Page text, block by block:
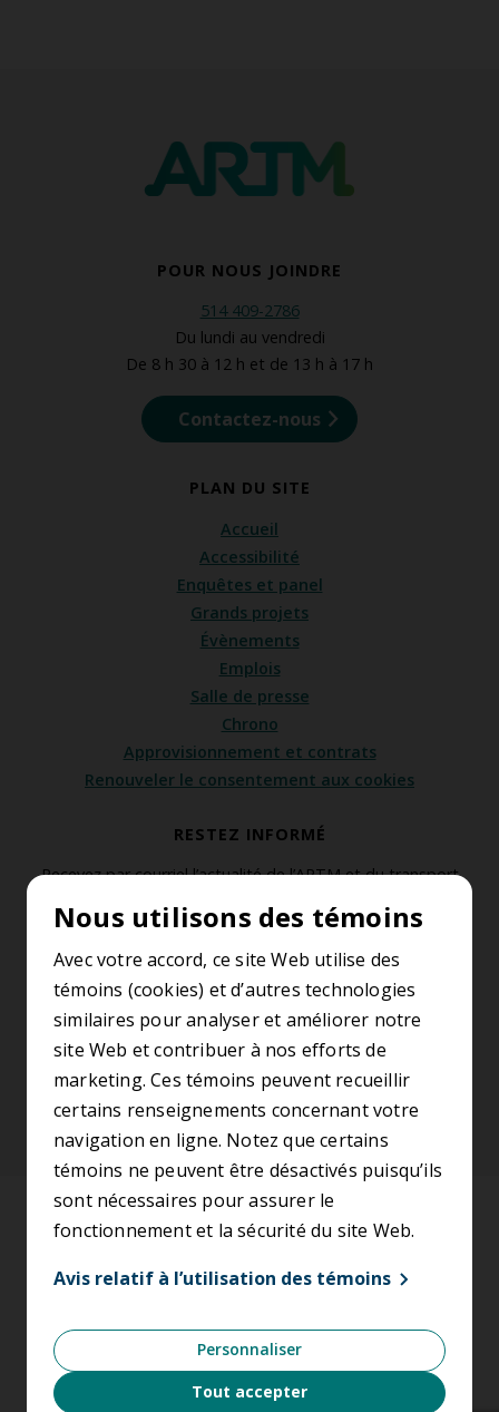
Nous utilisons des témoins
Avec votre accord, ce site Web utilise des
témoins (cookies) et d’autres technologies
similaires pour analyser et améliorer notre
site Web et contribuer à nos efforts de
marketing. Ces témoins peuvent recueillir
certains renseignements concernant votre
navigation en ligne. Notez que certains
témoins ne peuvent être désactivés puisqu’ils
sont nécessaires pour assurer le
fonctionnement et la sécurité du site Web.
Avis relatif à l’utilisation des témoins
Personnaliser
Tout accepter
POUR NOUS JOINDRE
514 409-2786
Du lundi au vendredi
De 8 h 30 à 12 h et de 13 h à 17 h
Contactez-nous
PLAN DU SITE
Accueil
Accessibilité
Enquêtes et panel
Grands projets
Évènements
Emplois
Salle de presse
Chrono
Approvisionnement et contrats
Renouveler le consentement aux cookies
RESTEZ INFORMÉ
Recevez par courriel l’actualité de l’ARTM et du transport
S’abonner à l’infolettre
SUIVEZ-NOUS
Avis relatif à l’utilisation des témoins
Nétiquette